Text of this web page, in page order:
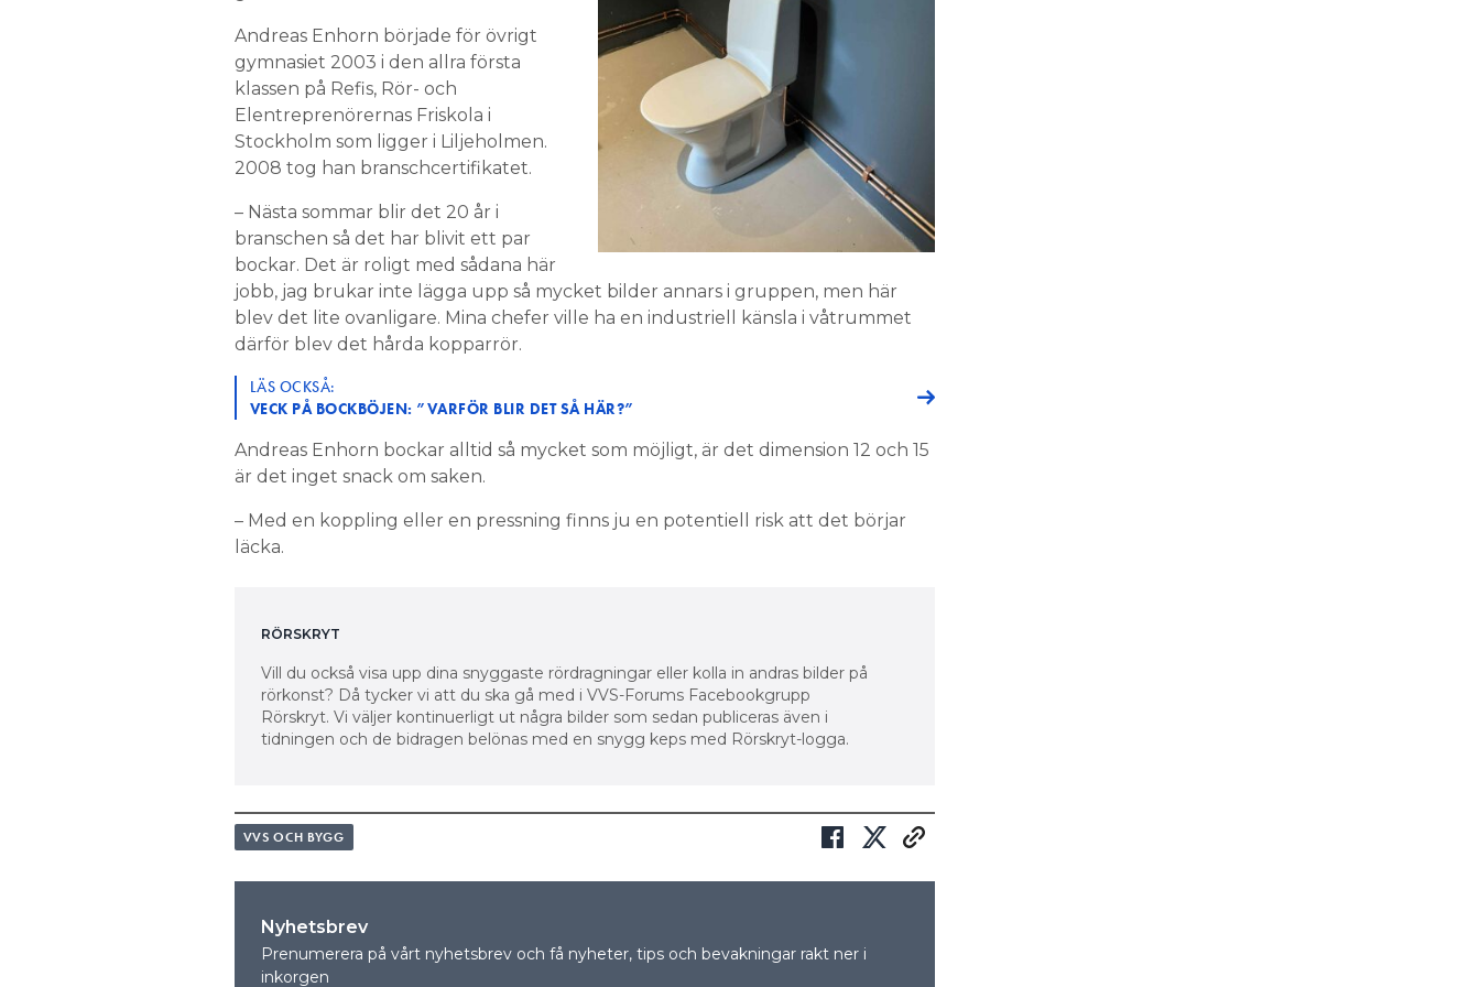
Andreas Enhorn började för övrigt
gymnasiet 2003 i den allra första
klassen på Refis, Rör- och
Elentreprenörernas Friskola i
Stockholm som ligger i Liljeholmen.
2008 tog han branschcertifikatet.
– Nästa sommar blir det 20 år i
branschen så det har blivit ett par
bockar. Det är roligt med sådana här
jobb, jag brukar inte lägga upp så mycket bilder annars i gruppen, men här
blev det lite ovanligare. Mina chefer ville ha en industriell känsla i våtrummet
därför blev det hårda kopparrör.
LÄS OCKSÅ:
VECK PÅ BOCKBÖJEN: ”VARFÖR BLIR DET SÅ HÄR?”
Andreas Enhorn bockar alltid så mycket som möjligt, är det dimension 12 och 15
är det inget snack om saken.
– Med en koppling eller en pressning finns ju en potentiell risk att det börjar
läcka.
RÖRSKRYT
Vill du också visa upp dina snyggaste rördragningar eller kolla in andras bilder på
rörkonst? Då tycker vi att du ska gå med i VVS-Forums Facebookgrupp
Rörskryt. Vi väljer kontinuerligt ut några bilder som sedan publiceras även i
tidningen och de bidragen belönas med en snygg keps med Rörskryt-logga.
VVS OCH BYGG
Nyhetsbrev
Prenumerera på vårt nyhetsbrev och få nyheter, tips och bevakningar rakt ner i
inkorgen